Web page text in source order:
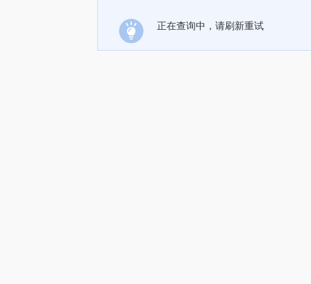
正在查询中，请刷新重试